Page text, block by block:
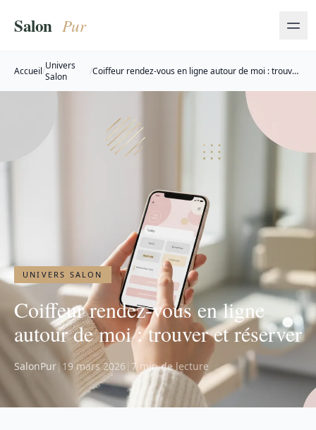
Accueil/Univers
Salon
/Coiffeur rendez-vous en ligne autour de moi : trouver
UNIVERS SALON
Coiffeur rendez-vous en ligne
autour de moi : trouver et réserver
SalonPur|19 mars 2026 7 min de lecture